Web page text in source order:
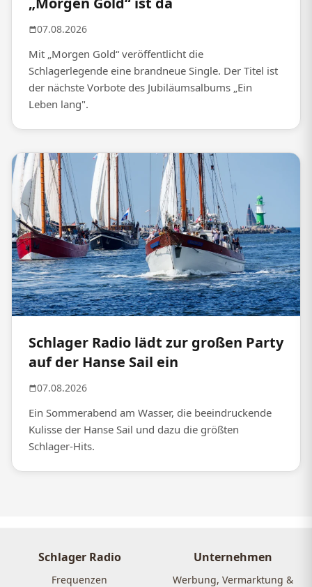
07.08.2026
Mit „Morgen Gold“ veröffentlicht die
Schlagerlegende eine brandneue Single. Der Titel ist
der nächste Vorbote des Jubiläumsalbums „Ein
Leben lang".
Schlager Radio lädt zur großen Party
auf der Hanse Sail ein
07.08.2026
Ein Sommerabend am Wasser, die beeindruckende
Kulisse der Hanse Sail und dazu die größten
Schlager-Hits.
Schlager Radio
Frequenzen
Unternehmen
Werbung, Vermarktung &